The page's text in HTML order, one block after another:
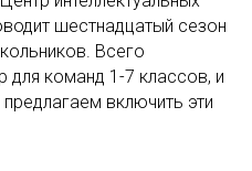
шестнадцатый сезон
Всего
для команд 1-7 классов, и
включить эти